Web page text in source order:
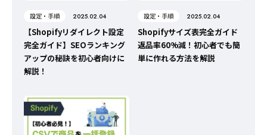
設定・手順 2025.02.04
【Shopifyリダイレクト設定
完全ガイド】SEOランキング
アップの秘訣を初心者向けに
解説！
設定・手順 2025.02.04
Shopifyサイズ表完全ガイド
返品率60%減！初心者でも簡
単に作れる方法を解説